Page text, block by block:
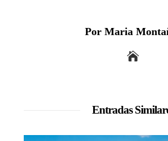
Por Maria
Entradas